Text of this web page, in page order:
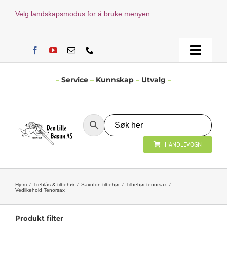
Velg landskapsmodus for å bruke menyen
Toggle
– Service – Kunnskap – Utvalg –
HANDLEVOGN
Hjem Treblås & tilbehør Saxofon tilbehør
Tilbehør tenorsax
Vedlikehold Tenorsax
Produkt filter